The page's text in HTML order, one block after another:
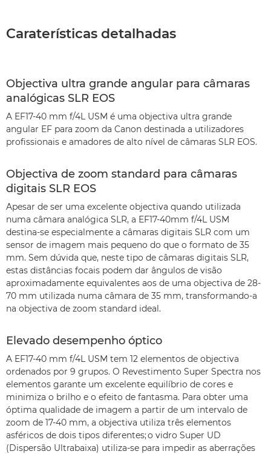
Caraterísticas detalhadas
Objectiva ultra grande angular para câmaras
analógicas SLR EOS
A EF17-40 mm f/4L USM é uma objectiva ultra grande
angular EF para zoom da Canon destinada a utilizadores
profissionais e amadores de alto nível de câmaras SLR EOS.
Objectiva de zoom standard para câmaras
digitais SLR EOS
Apesar de ser uma excelente objectiva quando utilizada
numa câmara analógica SLR, a EF17-40mm f/4L USM
destina-se especialmente a câmaras digitais SLR com um
sensor de imagem mais pequeno do que o formato de 35
mm. Sem dúvida que, neste tipo de câmaras digitais SLR,
estas distâncias focais podem dar ângulos de visão
aproximadamente equivalentes aos de uma objectiva de 28-
70 mm utilizada numa câmara de 35 mm, transformando-a
na objectiva de zoom standard ideal.
Elevado desempenho óptico
A EF17-40 mm f/4L USM tem 12 elementos de objectiva
ordenados por 9 grupos. O Revestimento Super Spectra nos
elementos garante um excelente equilíbrio de cores e
minimiza o brilho e o efeito de fantasma. Para obter uma
óptima qualidade de imagem a partir de um intervalo de
zoom de 17-40 mm, a objectiva utiliza três elementos
asféricos de dois tipos diferentes; o vidro Super UD
(Dispersão Ultrabaixa) utiliza-se para impedir as aberrações